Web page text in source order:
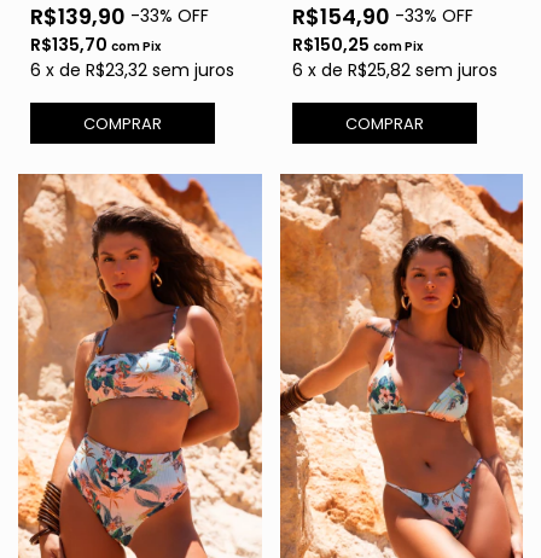
R$139,90 -33% OFF
R$135,70 comPix
6 x de R$23,32 sem juros
COMPRAR
R$154,90 -33% OFF
R$150,25 comPix
6 x de R$25,82 sem juros
COMPRAR